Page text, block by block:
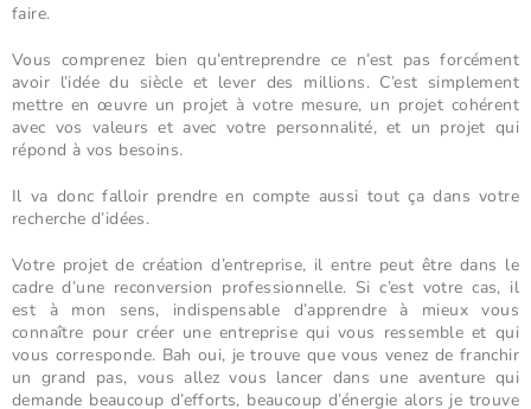
faire.
Vous comprenez bien qu’entreprendre ce n’est pas forcément
avoir l’idée du siècle et lever des millions. C’est simplement
mettre en œuvre un projet à votre mesure, un projet cohérent
avec vos valeurs et avec votre personnalité, et un projet qui
répond à vos besoins.
Il va donc falloir prendre en compte aussi tout ça dans votre
recherche d’idées.
Votre projet de création d’entreprise, il entre peut être dans le
cadre d’une reconversion professionnelle. Si c’est votre cas, il
est à mon sens, indispensable d’apprendre à mieux vous
connaître pour créer une entreprise qui vous ressemble et qui
vous corresponde. Bah oui, je trouve que vous venez de franchir
un grand pas, vous allez vous lancer dans une aventure qui
demande beaucoup d’efforts, beaucoup d’énergie alors je trouve